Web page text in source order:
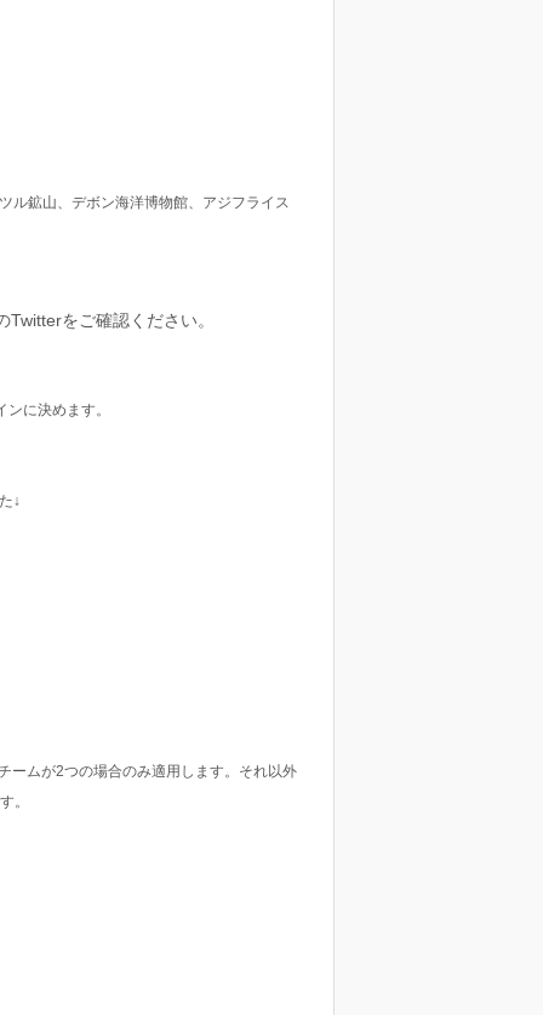
ル鉱山、デボン海洋博物館、アジフライス
をご確認ください。
に決めます。
↓
ムが2つの場合のみ適用します。それ以外
。